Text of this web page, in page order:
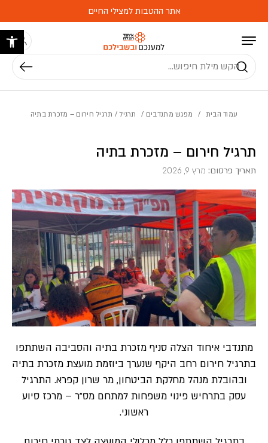
אתר ההטבות למצילי החיים
חיפוש
עמוד הבית / מפגש מתנדבים / תרגיל / תרגיל חירום – מזכרת בתיה
תרגיל חירום – מזכרת בתיה
תאריך פרסום:מרץ 9, 2026
מתנדבי איחוד הצלה סניף מזכרת בתיה והסביבה השתתפו
בתרגיל חירום רחב היקף שנערך ביוזמת מועצת מזכרת בתיה
ובהובלת מנהל מחלקת הביטחון, מר שרון קפרא. התרגיל
עסק בתרחיש פינוי משפחות למתחם מס”ר – מרכז סיוע
ראשוני.